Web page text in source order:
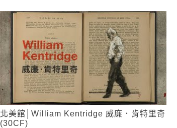
北美館│William Kentridge 威廉．肯特里奇
(30CF)